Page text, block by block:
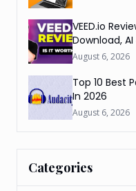
VEED.io
Download, AI
August 6, 2026
Top 10 Best
In 2026
August 6, 2026
Categories